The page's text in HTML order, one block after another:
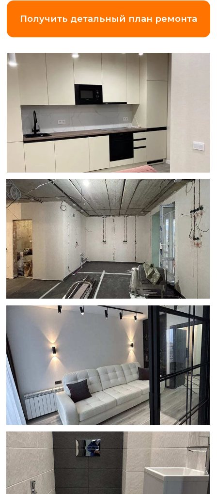
Точный замер и
смету.Максимальная прозрачность
и точность в подборе работ и
материалов.
Оценку реальных возможностей.
Сразу скажем, что можно сделать
в вашей квартире, а что — нет.
Не обещаем невозможного
по картинкам из интернета.
Четкий список материалов. Вы
купите только необходимые товары
Гарантии и команду под
руководством прораба
(при
заключении дальнейшего договора
на ремонт). Закрепляем команду
и даем официальную гарантию.
*Что вы получаете
за эти деньги?
Замер квартиры
5 000 ₽